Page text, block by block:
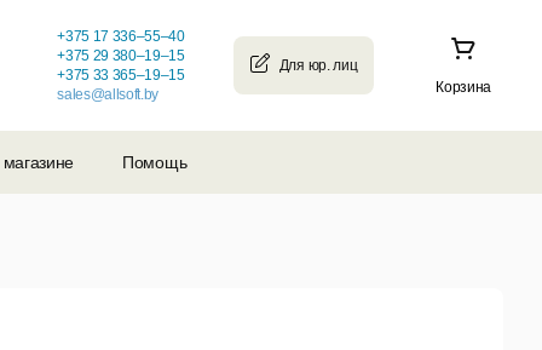
Корзина
+375 17 336–55–40
+375 29 380–19–15
+375 33 365–19–15
sales@allsoft.by
Помощь